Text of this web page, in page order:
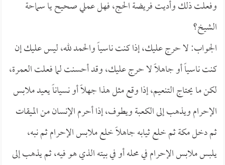
وفعلت ذلك وأديت فريضة الحج، فهل عملي صحيح يا سماحة
الشيخ؟
الجواب: لا حرج عليك، إذا كنت ناسياً والحمد لله، ليس عليك إن
كنت ناسياً أو جاهلاً لا حرج عليك، وقد أحسنت لما فعلت العمرة،
لكن ما يحتاج التنعيم، إذا وقع مثل هذا جهلاً أو نسياناً يعيد ملابس
الإحرام ويذهب إلى الكعبة ويطوف، إذا أحرم الإنسان من الميقات
ثم دخل مكة ثم خلع ثيابه جاهلاً خلع ملابس الإحرام ثم نبه،
يلبس ملابس الإحرام في محله أو في بيته الذي هو فيه، ثم يذهب إلى